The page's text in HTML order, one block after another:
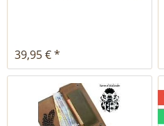
39,95 € *